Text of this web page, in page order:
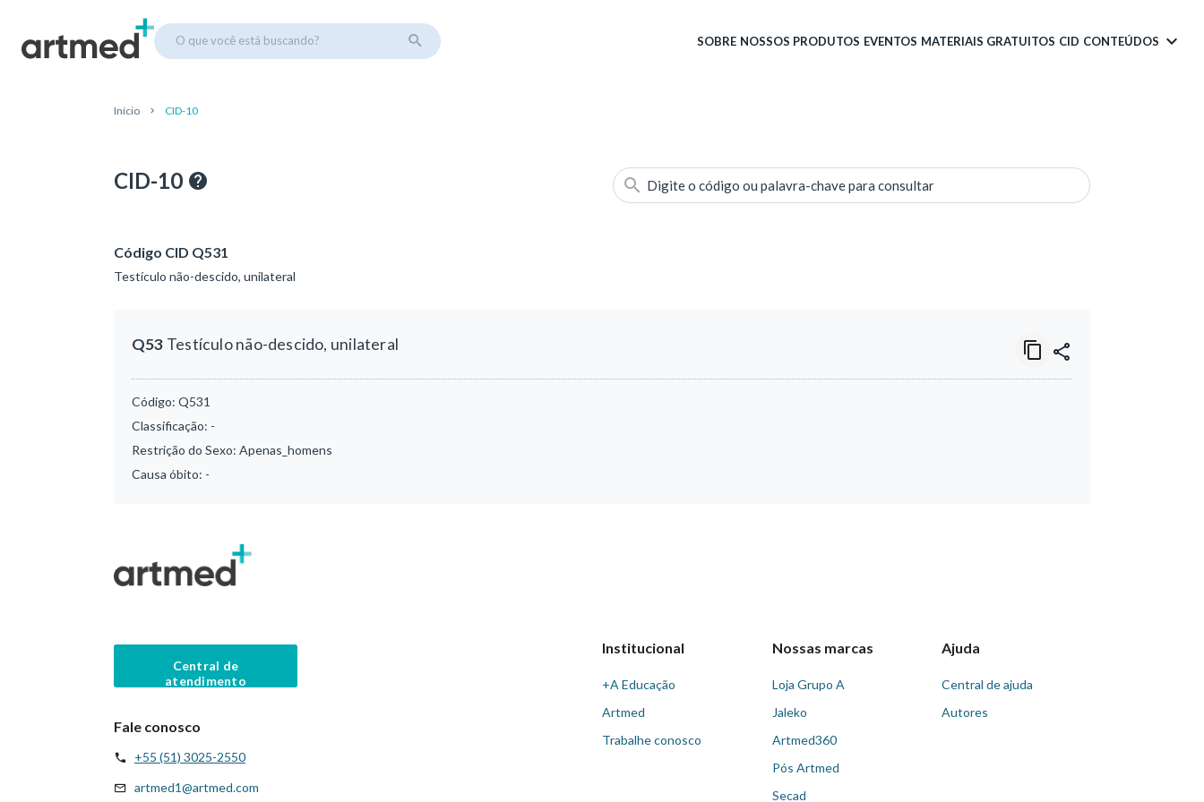
O que você está buscando? SOBRE NOSSOS PRODUTOS EVENTOS MATERIAIS GRATUITOS CID CONTEÚDOS
Início CID-10
CID-10 Digite o código ou palavra-chave para consultar
Código CID Q531
Testículo não-descido, unilateral
Q53 Testículo não-descido, unilateral
Código: Q531
Classificação: -
Restrição do Sexo: Apenas_homens
Causa óbito: -
Central de
atendimento
Fale conosco
+55 (51) 3025-2550
artmed1@artmed.com
Institucional
+A Educação
Artmed
Trabalhe conosco
Nossas marcas
Loja Grupo A
Jaleko
Artmed360
Pós Artmed
Secad
Ajuda
Central de ajuda
Autores